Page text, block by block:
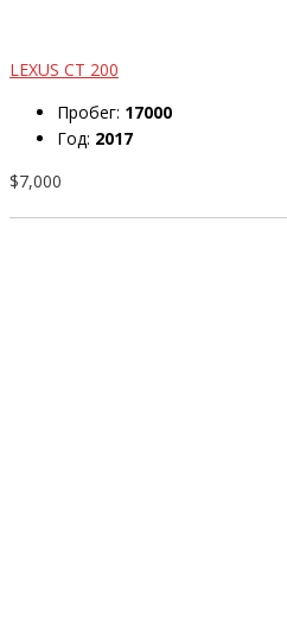
LEXUS CT 200
Пробег: 17000
Год: 2017
$7,000